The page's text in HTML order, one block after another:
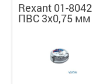
Rexant 01-
ПВС 3x0,75 мм